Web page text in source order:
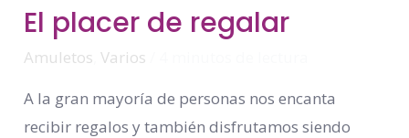
El placer de regalar
Amuletos ,Varios
A la gran mayoría de personas nos encanta
recibir regalos y también disfrutamos siendo
El
Placer
De
Regalar